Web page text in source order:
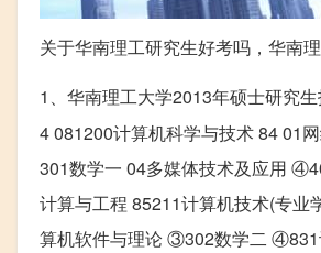
关于华南理工研究生好考吗，华南
1、华南理工大学2013年硕士研究
4 081200计算机科学与技术 84 01
301数学一 04多媒体技术及应用
计算与工程 85211计算机技术(专
算机软件与理论 ③302数学二 ④831